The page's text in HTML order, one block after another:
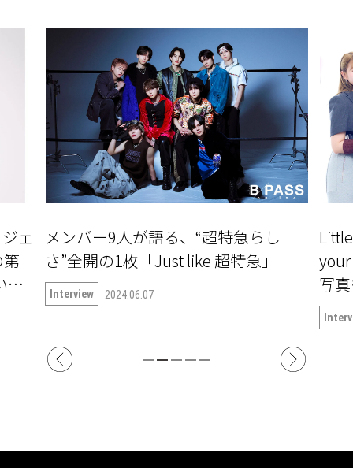
ェ
第
て
メンバー9人が語る、“超特急らし
さ”全開の1枚「Just like 超特急」
Interview 2024.06.07
写